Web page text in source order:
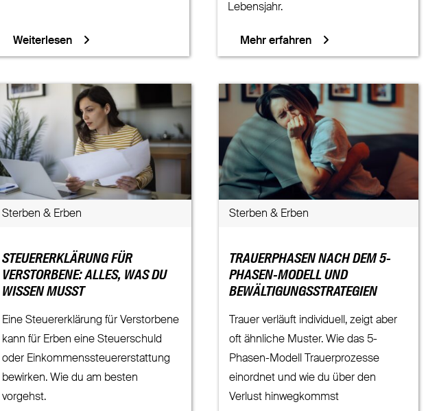
Weiterlesen
Lebensjahr.
Mehr erfahren
Sterben & Erben
STEUERERKLÄRUNG FÜR
VERSTORBENE: ALLES, WAS DU
WISSEN MUSST
Eine Steuererklärung für Verstorbene
kann für Erben eine Steuerschuld
oder Einkommenssteuererstattung
bewirken. Wie du am besten
vorgehst.
Sterben & Erben
TRAUERPHASEN NACH DEM 5-
PHASEN-MODELL UND
BEWÄLTIGUNGSSTRATEGIEN
Trauer verläuft individuell, zeigt aber
oft ähnliche Muster. Wie das 5-
Phasen-Modell Trauerprozesse
einordnet und wie du über den
Verlust hinwegkommst